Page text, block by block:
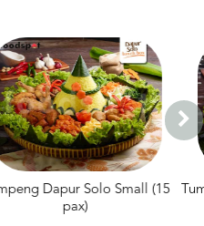
Tumpeng Dapur Solo Medium